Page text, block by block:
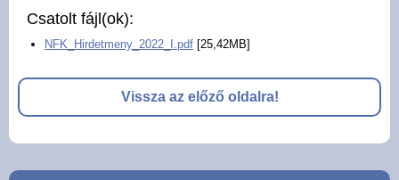
Választási információk
Mesteremberek
Csatolt fájl(ok):
NFK_Hirdetmeny_2022_I.pdf [25,42MB]
Vissza az előző oldalra!